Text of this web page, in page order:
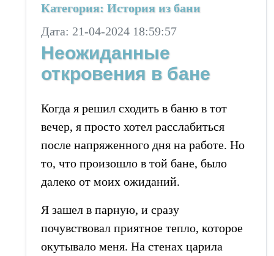
Категория: История из бани
Дата: 21-04-2024 18:59:57
Неожиданные
откровения в бане
Когда я решил сходить в баню в тот
вечер, я просто хотел расслабиться
после напряженного дня на работе. Но
то, что произошло в той бане, было
далеко от моих ожиданий.
Я зашел в парную, и сразу
почувствовал приятное тепло, которое
окутывало меня. На стенах царила